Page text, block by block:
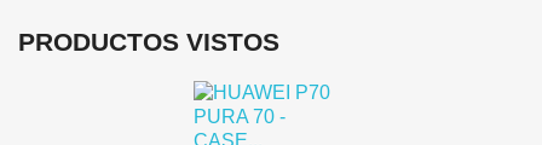
PRODUCTOS VISTOS